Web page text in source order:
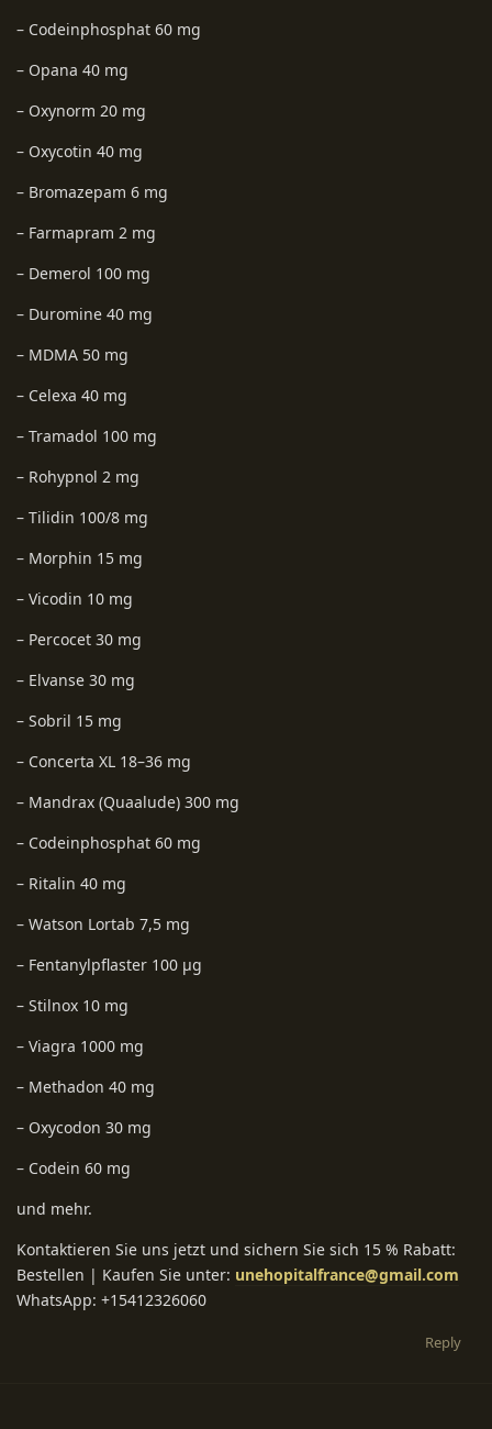
– Codeinphosphat 60 mg
– Opana 40 mg
– Oxynorm 20 mg
– Oxycotin 40 mg
– Bromazepam 6 mg
– Farmapram 2 mg
– Demerol 100 mg
– Duromine 40 mg
– MDMA 50 mg
– Celexa 40 mg
– Tramadol 100 mg
– Rohypnol 2 mg
– Tilidin 100/8 mg
– Morphin 15 mg
– Vicodin 10 mg
– Percocet 30 mg
– Elvanse 30 mg
– Sobril 15 mg
– Concerta XL 18–36 mg
– Mandrax (Quaalude) 300 mg
– Codeinphosphat 60 mg
– Ritalin 40 mg
– Watson Lortab 7,5 mg
– Fentanylpflaster 100 µg
– Stilnox 10 mg
– Viagra 1000 mg
– Methadon 40 mg
– Oxycodon 30 mg
– Codein 60 mg
und mehr.
Kontaktieren Sie uns jetzt und sichern Sie sich 15 % Rabatt:
Bestellen | Kaufen Sie unter: unehopitalfrance@gmail.com
WhatsApp: +15412326060
Reply